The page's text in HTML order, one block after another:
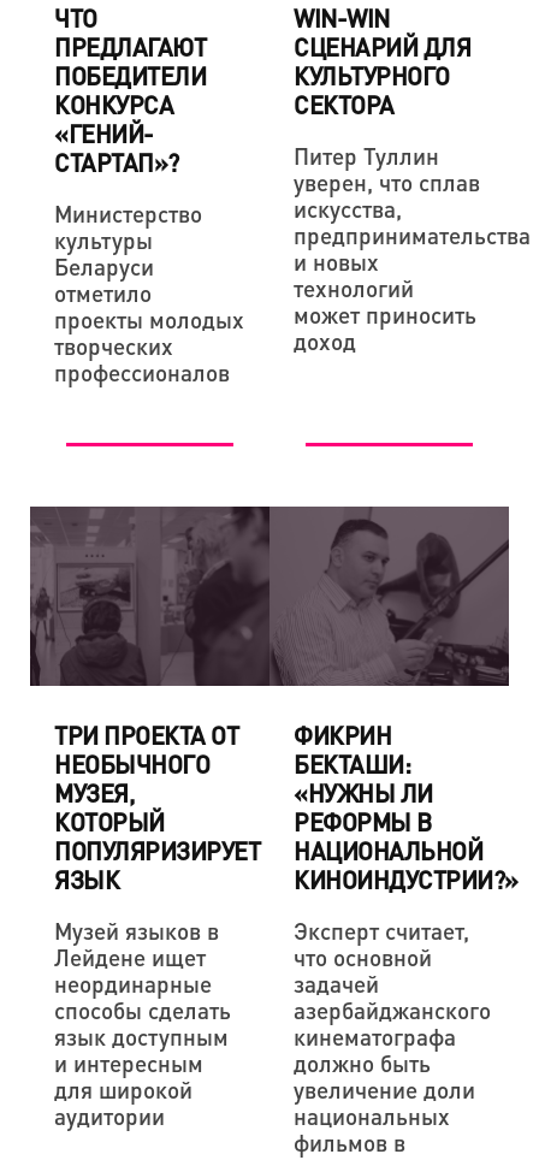
ЧТО
ПРЕДЛАГАЮТ
ПОБЕДИТЕЛИ
КОНКУРСА
«ГЕНИЙ-
СТАРТАП»?
Министерство
культуры
Беларуси
отметило
проекты молодых
творческих
профессионалов
WIN-WIN
СЦЕНАРИЙ ДЛЯ
КУЛЬТУРНОГО
СЕКТОРА
Питер Туллин
уверен, что сплав
искусства,
предпринимательства
и новых
технологий
может приносить
доход
ТРИ ПРОЕКТА ОТ
НЕОБЫЧНОГО
МУЗЕЯ,
КОТОРЫЙ
ПОПУЛЯРИЗИРУЕТ
ЯЗЫК
Музей языков в
Лейдене ищет
неординарные
способы сделать
язык доступным
и интересным
для широкой
аудитории
ФИКРИН
БЕКТАШИ:
«НУЖНЫ ЛИ
РЕФОРМЫ В
НАЦИОНАЛЬНОЙ
КИНОИНДУСТРИИ?»
Эксперт считает,
что основной
задачей
азербайджанского
кинематографа
должно быть
увеличение доли
национальных
фильмов в